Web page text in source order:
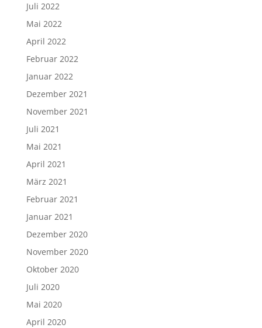
Juli 2022
Mai 2022
April 2022
Februar 2022
Januar 2022
Dezember 2021
November 2021
Juli 2021
Mai 2021
April 2021
März 2021
Februar 2021
Januar 2021
Dezember 2020
November 2020
Oktober 2020
Juli 2020
Mai 2020
April 2020